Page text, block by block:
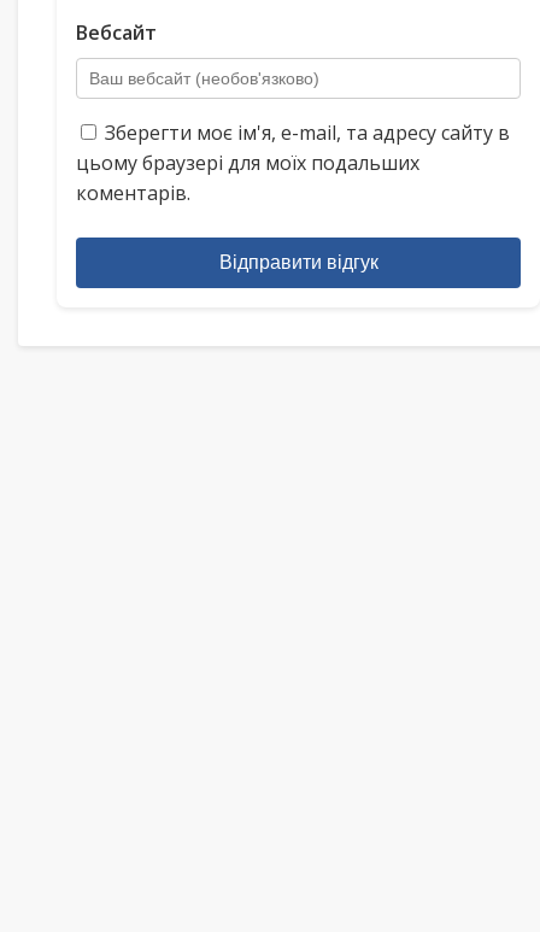
Вебсайт
Зберегти моє ім'я, e-mail, та адресу сайту в
цьому браузері для моїх подальших
коментарів.
Відправити відгук